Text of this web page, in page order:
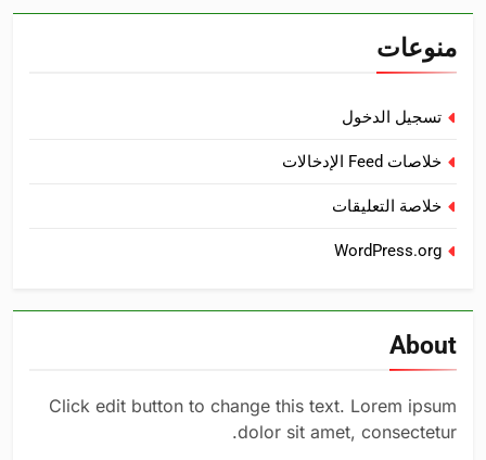
منوعات
تسجيل الدخول
خلاصات Feed الإدخالات
خلاصة التعليقات
WordPress.org
About
Click edit button to change this text. Lorem ipsum
dolor sit amet, consectetur.